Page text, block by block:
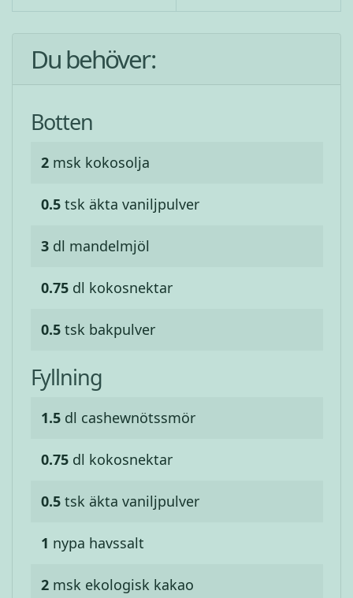
Du behöver:
Botten
2 msk kokosolja
0.5 tsk äkta vaniljpulver
3 dl mandelmjöl
0.75 dl kokosnektar
0.5 tsk bakpulver
Fyllning
1.5 dl cashewnötssmör
0.75 dl kokosnektar
0.5 tsk äkta vaniljpulver
1 nypa havssalt
2 msk ekologisk kakao